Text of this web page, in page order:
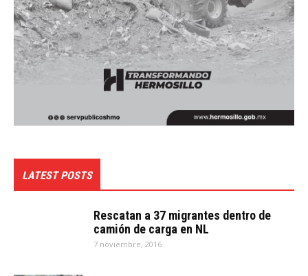
LATEST POSTS
Rescatan a 37 migrantes dentro de
camión de carga en NL
7 noviembre, 2016